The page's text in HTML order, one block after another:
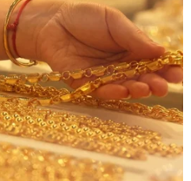
DUẨN
THỊ TÁM, KHÚC THANH
Quy định sử dụng
Hỗ trợ
TTXVN